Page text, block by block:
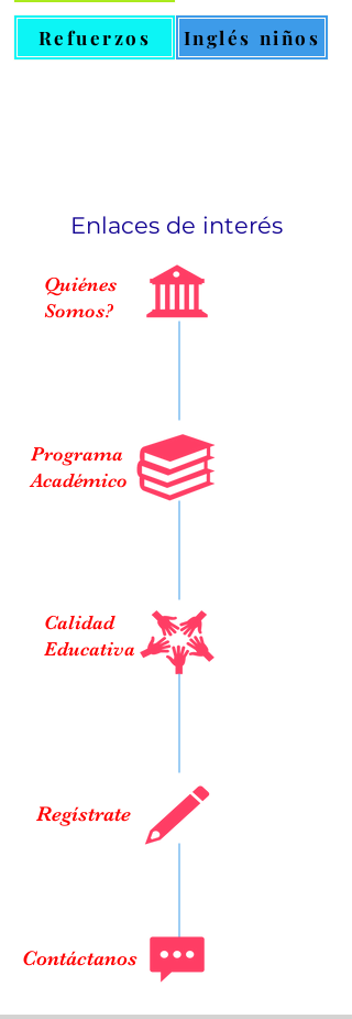
Refuerzos Inglés niños
Enlaces de interés
Quiénes
Somos?
Programa
Académico
Calidad
Educativa
Regístrate
Contáctanos